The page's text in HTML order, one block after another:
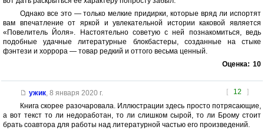
Однако все это — только мелкие придирки, которые вряд ли испортят
вам впечатление от яркой и увлекательной истории каковой является
«Повелитель Йоля». Настоятельно советую с ней познакомиться, ведь
подобные удачные литературные блокбастеры, созданные на стыке
фэнтези и хоррора — товар редкий и оттого весьма ценный.
Оценка: 10
[ 12 ]
ужик, 8 января 2020 г.
Книга скорее разочаровала. Иллюстрации здесь просто потрясающие,
а вот текст то ли недоработан, то ли слишком сырой, то ли Брому стоит
брать соавтора для работы над литературной частью его произведений.